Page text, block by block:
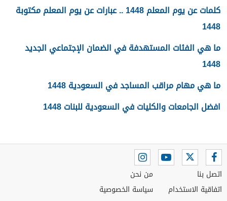
كلمات عن يوم المعلم 1448 .. عبارات عن يوم المعلم مكتوبة
1448
ما هي الفئات المستهدفة في الضمان الإجتماعي الجديد
1448
ما هي مهام مراقب المساجد في السعودية 1448
افضل الجامعات والكليات في السعودية للبنات 1448
اتصل بنا
اتفاقية الاستخدام
من نحن
سياسة الخصوصية